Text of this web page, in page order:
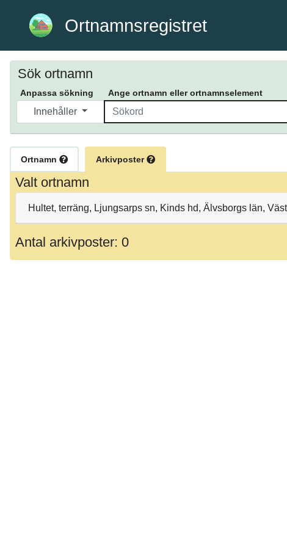
Ortnamnsregistret
Sök ortnamn
Anpassa sökning Ange ortnamn eller ortnamnselement
Innehåller
Ortnamn Arkivposter
Valt ortnamn
Hultet, terräng, Ljungsarps sn, Kinds hd, Älvsborgs län,
Antal arkivposter: 0